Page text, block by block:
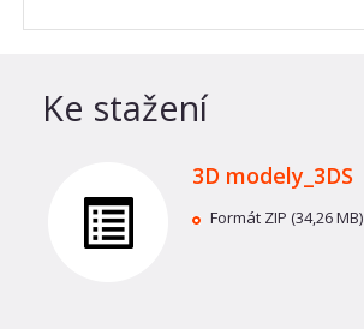
Ke stažení
3D modely_3DS
Formát ZIP (34,26 MB)